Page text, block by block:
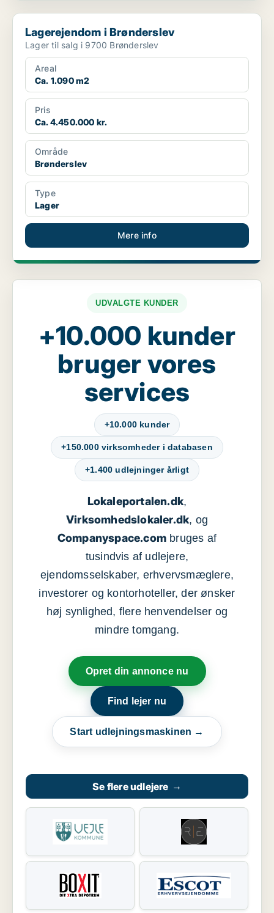
Lagerejendom i Brønderslev
Lagerejendom i Brønderslev
Lager til salg i 9700 Brønderslev
Areal
Ca. 1.090 m2
Pris
Ca. 4.450.000 kr.
Område
Brønderslev
Type
Lager
Mere info
UDVALGTE KUNDER
+10.000 kunder
bruger vores
services
+10.000 kunder
+150.000 virksomheder i databasen
+1.400 udlejninger årligt
Lokaleportalen.dk,
Virksomhedslokaler.dk, og
Companyspace.com bruges af
tusindvis af udlejere,
ejendomsselskaber, erhvervsmæglere,
investorer og kontorhoteller, der ønsker
høj synlighed, flere henvendelser og
mindre tomgang.
Opret din annonce nu
Find lejer nu
Start udlejningsmaskinen →
Se flere udlejere →